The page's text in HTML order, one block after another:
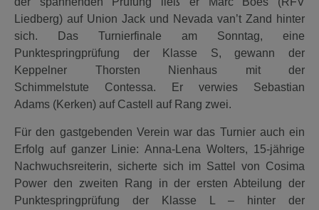
Liedberg) auf Union Jack und Nevada van’t Zand hinter
sich. Das Turnierfinale am Sonntag, eine
Punktespringprüfung der Klasse S, gewann der
Keppelner Thorsten Nienhaus mit der
Schimmelstute Contessa. Er verwies Sebastian
Adams (Kerken) auf Castell auf Rang zwei.
Für den gastgebenden Verein war das Turnier auch ein
Erfolg auf ganzer Linie: Anna-Lena Wolters, 15-jährige
Nachwuchsreiterin, sicherte sich im Sattel von Cosima
Power den zweiten Rang in der ersten Abteilung der
Punktespringprüfung der Klasse L – hinter der